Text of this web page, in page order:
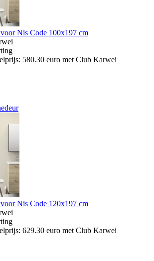
Nis Code 100x197 cm
580.30 euro met Club Karwei
Nis Code 120x197 cm
629.30 euro met Club Karwei